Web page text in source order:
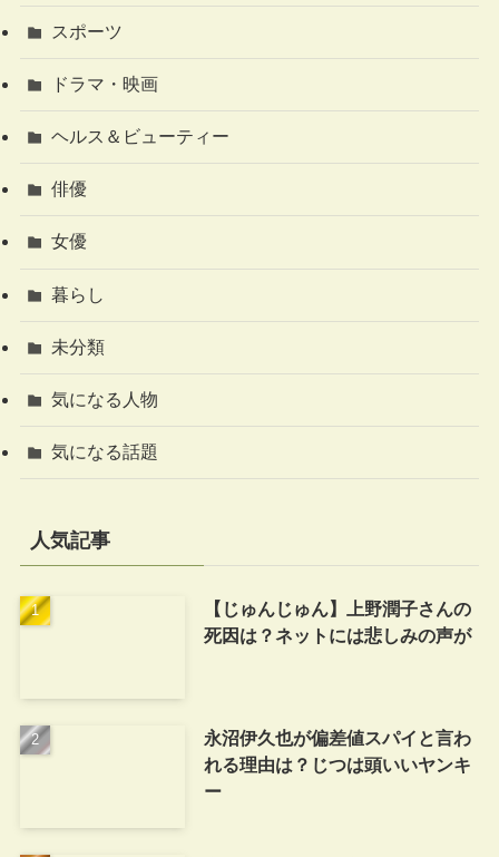
スポーツ
ドラマ・映画
ヘルス＆ビューティー
俳優
女優
暮らし
未分類
気になる人物
気になる話題
人気記事
【じゅんじゅん】上野潤子さんの
死因は？ネットには悲しみの声が
永沼伊久也が偏差値スパイと言わ
れる理由は？じつは頭いいヤンキ
ー